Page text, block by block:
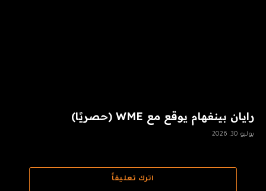
رايان بينغهام يوقع مع WME (حصريًا)
يوليو 30, 2026
اترك تعليقاً